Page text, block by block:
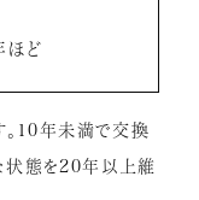
ほど
。10年未満で交換
状態を20年以上維